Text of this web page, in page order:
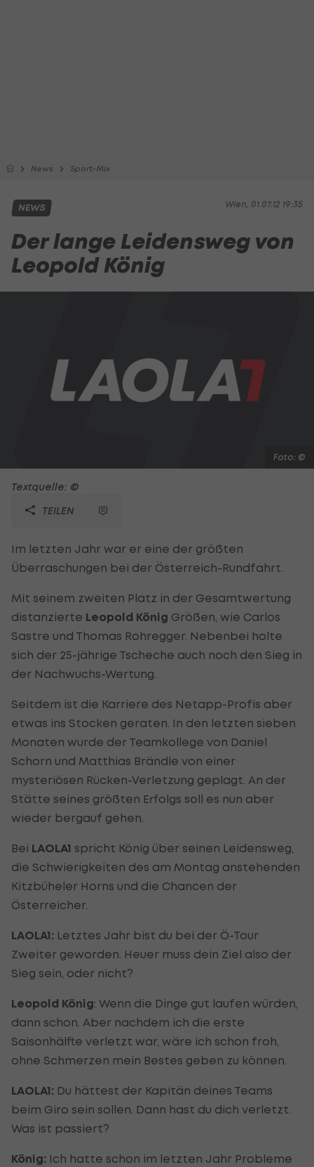
News Sport-Mix
Wien, 01.07.12 19:35
NEWS
Der lange Leidensweg von
Leopold König
Foto: ©
Textquelle: ©
TEILEN
Im letzten Jahr war er eine der größten
Überraschungen bei der Österreich-Rundfahrt.
Mit seinem zweiten Platz in der Gesamtwertung
distanzierte Leopold König Größen, wie Carlos
Sastre und Thomas Rohregger. Nebenbei holte
sich der 25-jährige Tscheche auch noch den Sieg in
der Nachwuchs-Wertung.
Seitdem ist die Karriere des Netapp-Profis aber
etwas ins Stocken geraten. In den letzten sieben
Monaten wurde der Teamkollege von Daniel
Schorn und Matthias Brändle von einer
mysteriösen Rücken-Verletzung geplagt. An der
Stätte seines größten Erfolgs soll es nun aber
wieder bergauf gehen.
Bei LAOLA1 spricht König über seinen Leidensweg,
die Schwierigkeiten des am Montag anstehenden
Kitzbüheler Horns und die Chancen der
Österreicher.
LAOLA1: Letztes Jahr bist du bei der Ö-Tour
Zweiter geworden. Heuer muss dein Ziel also der
Sieg sein, oder nicht?
Leopold König: Wenn die Dinge gut laufen würden,
dann schon. Aber nachdem ich die erste
Saisonhälfte verletzt war, wäre ich schon froh,
ohne Schmerzen mein Bestes geben zu können.
LAOLA1: Du hättest der Kapitän deines Teams
beim Giro sein sollen. Dann hast du dich verletzt.
Was ist passiert?
König: Ich hatte schon im letzten Jahr Probleme